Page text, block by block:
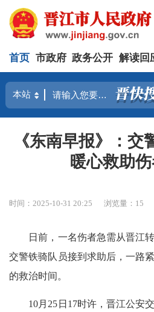
首页 市政府 政务公开 解读回
《东南早报》：交
暖心救助
时间：2025-10-31 20:25 浏览量： 15
日前，一名伤者急需从晋江转
交警铁骑队员接到求助后，一路
的救治时间。
10月25日17时许，晋江公安交